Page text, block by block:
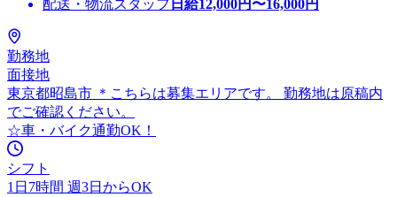
配送・物流スタッフ 日給12,000円〜16,000円
勤務地
面接地
東京都昭島市 ＊こちらは募集エリアです。 勤務地は原稿内
でご確認ください。
☆車・バイク通勤OK！
シフト
1日7時間 週3日からOK